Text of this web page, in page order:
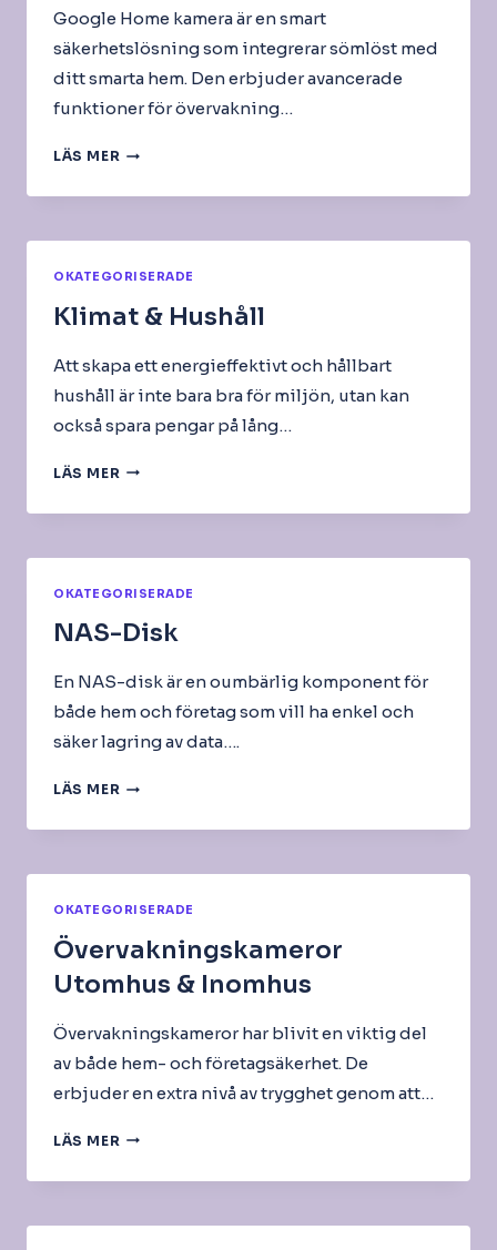
Google Home kamera är en smart
säkerhetslösning som integrerar sömlöst med
ditt smarta hem. Den erbjuder avancerade
funktioner för övervakning…
LÄS MER GOOGLE
KAMERA
OKATEGORISERADE
Klimat & Hushåll
Att skapa ett energieffektivt och hållbart
hushåll är inte bara bra för miljön, utan kan
också spara pengar på lång…
LÄS MER KLIMAT
HUSHÅLL
OKATEGORISERADE
NAS-Disk
En NAS-disk är en oumbärlig komponent för
både hem och företag som vill ha enkel och
säker lagring av data….
LÄS MER NAS-
OKATEGORISERADE
Övervakningskameror
Utomhus & Inomhus
Övervakningskameror har blivit en viktig del
av både hem- och företagsäkerhet. De
erbjuder en extra nivå av trygghet genom att…
LÄS MER ÖVERVAKNINGSKAMEROR
&